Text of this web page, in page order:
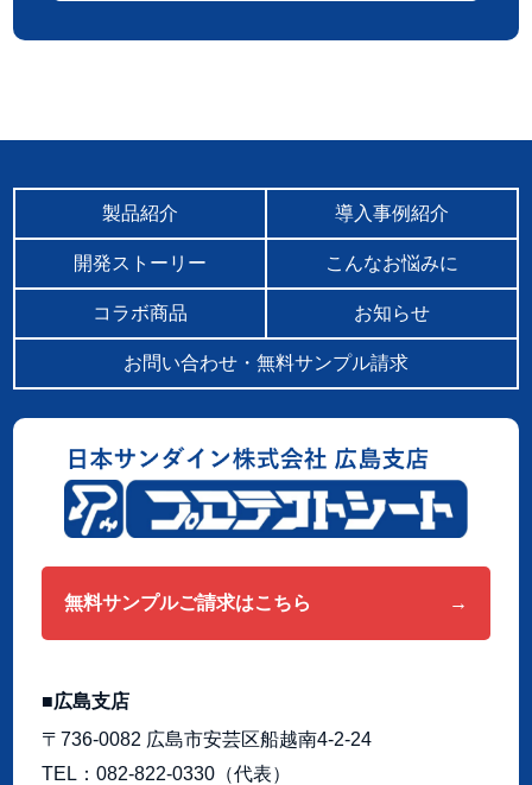
製品紹介 導入事例紹介
開発ストーリー こんなお悩みに
コラボ商品 お知らせ
お問い合わせ・無料サンプル請求
無料サンプルご請求はこちら
広島支店
〒736-0082 広島市安芸区船越南4-2-24
TEL
082-822-0330 （代表）